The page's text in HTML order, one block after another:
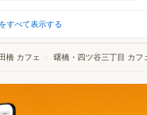
すべて表示する
橋 カフェ 曙橋・四ツ谷三丁目 カフ